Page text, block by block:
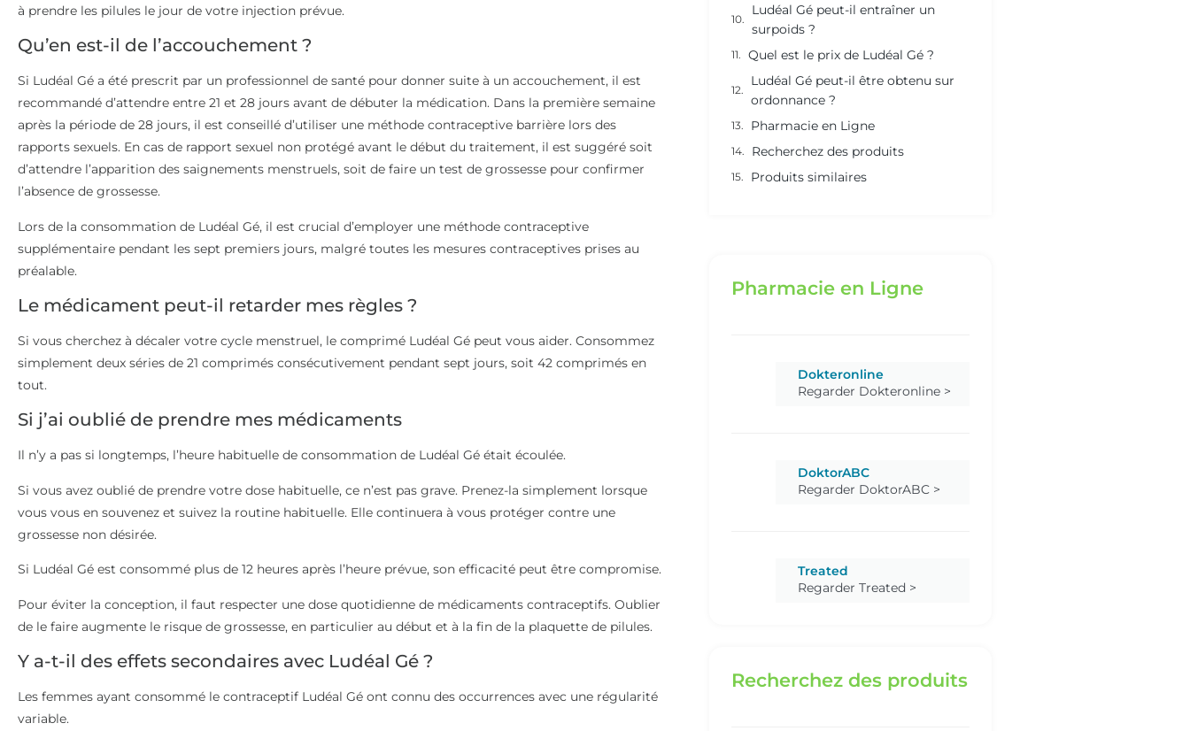
à prendre les pilules le jour de votre injection prévue.
Qu’en est-il de l’accouchement ?
Si Ludéal Gé a été prescrit par un professionnel de santé pour donner suite à un accouchement, il est
recommandé d’attendre entre 21 et 28 jours avant de débuter la médication. Dans la première semaine
après la période de 28 jours, il est conseillé d’utiliser une méthode contraceptive barrière lors des
rapports sexuels. En cas de rapport sexuel non protégé avant le début du traitement, il est suggéré soit
d’attendre l’apparition des saignements menstruels, soit de faire un test de grossesse pour confirmer
l’absence de grossesse.
Lors de la consommation de Ludéal Gé, il est crucial d’employer une méthode contraceptive
supplémentaire pendant les sept premiers jours, malgré toutes les mesures contraceptives prises au
préalable.
Le médicament peut-il retarder mes règles ?
Si vous cherchez à décaler votre cycle menstruel, le comprimé Ludéal Gé peut vous aider. Consommez
simplement deux séries de 21 comprimés consécutivement pendant sept jours, soit 42 comprimés en
tout.
Si j’ai oublié de prendre mes médicaments
Il n’y a pas si longtemps, l’heure habituelle de consommation de Ludéal Gé était écoulée.
Si vous avez oublié de prendre votre dose habituelle, ce n’est pas grave. Prenez-la simplement lorsque
vous vous en souvenez et suivez la routine habituelle. Elle continuera à vous protéger contre une
grossesse non désirée.
Si Ludéal Gé est consommé plus de 12 heures après l’heure prévue, son efficacité peut être compromise.
Pour éviter la conception, il faut respecter une dose quotidienne de médicaments contraceptifs. Oublier
de le faire augmente le risque de grossesse, en particulier au début et à la fin de la plaquette de pilules.
Y a-t-il des effets secondaires avec Ludéal Gé ?
Les femmes ayant consommé le contraceptif Ludéal Gé ont connu des occurrences avec une régularité
variable.
Ludéal Gé peut-il entraîner un
surpoids ?
Quel est le prix de Ludéal Gé ?
Ludéal Gé peut-il être obtenu sur
ordonnance ?
Pharmacie en Ligne
Recherchez des produits
Produits similaires
Pharmacie en Ligne
Dokteronline
Regarder Dokteronline >
DoktorABC
Regarder DoktorABC >
Treated
Regarder Treated >
Recherchez des produits